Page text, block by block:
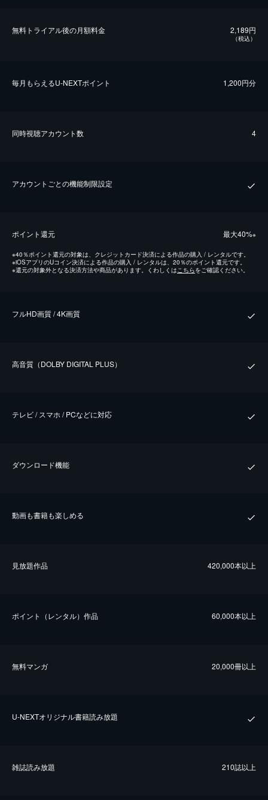
無料トライアル後の⽉額料金 2,189円
（税込）
毎⽉もらえるU-NEXTポイント 1,200円分
同時視聴アカウント数 4
アカウントごとの機能制限設定
ポイント還元 最⼤40%※
※40％ポイント還元の対象は、クレジットカード決済による作品の購入 / レンタルです。
※iOSアプリのUコイン決済による作品の購入 / レンタルは、20％のポイント還元です。
※還元の対象外となる決済方法や商品があります。くわしくはこちらをご確認ください。
フルHD画質 / 4K画質
⾼⾳質（DOLBY DIGITAL PLUS）
テレビ / スマホ / PCなどに対応
ダウンロード機能
動画も書籍も楽しめる
⾒放題作品 420,000本以上
ポイント（レンタル）作品 60,000本以上
無料マンガ 20,000冊以上
U-NEXTオリジナル書籍読み放題
雑誌読み放題 210誌以上